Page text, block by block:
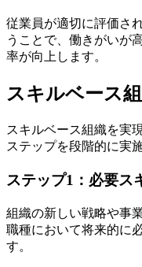
従業員が適切に評価さ
うことで、働きがいが
率が向上します。
スキルベース
スキルベース組織を実
ステップを段階的に実
ステップ1：必要ス
組織の新しい戦略や事
職種において将来的に
す。